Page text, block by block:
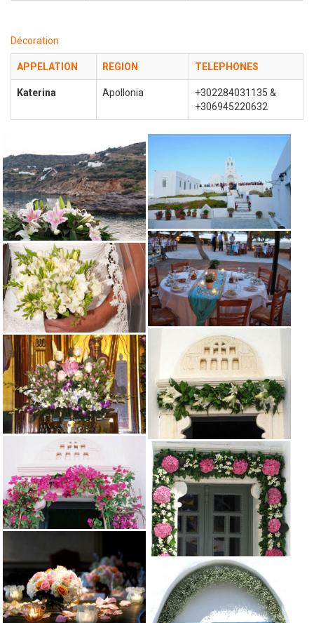
Décoration
APPELATION REGION TELEPHONES
Katerina Apollonia
+302284031135 &
+306945220632